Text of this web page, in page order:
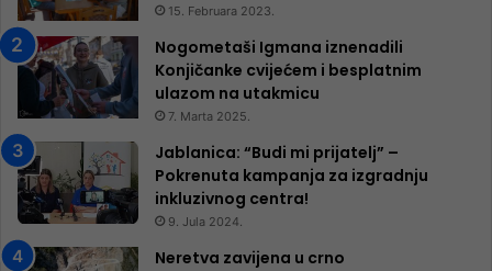
15. Februara 2023.
Nogometaši Igmana iznenadili
Konjičanke cvijećem i besplatnim
ulazom na utakmicu
7. Marta 2025.
Jablanica: “Budi mi prijatelj” –
Pokrenuta kampanja za izgradnju
inkluzivnog centra!
9. Jula 2024.
Neretva zavijena u crno